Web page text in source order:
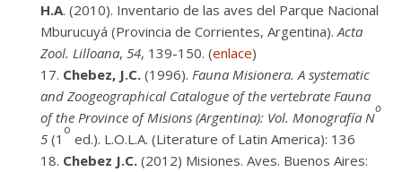
H.A. (2010). Inventario de las aves del Parque Nacional
Mburucuyá (Provincia de Corrientes, Argentina).Acta
Zool. Lilloana, 54, 139-150. (enlace)
Chebez, J.C. (1996). Fauna Misionera. A systematic
and Zoogeographical Catalogue of the vertebrate Fauna
of the Province of Misions (Argentina): Vol. Monografía N
o
5 (1
o
ed.). L.O.L.A. (Literature of Latin America): 136
Chebez J.C. (2012) Misiones. Aves. Buenos Aires: